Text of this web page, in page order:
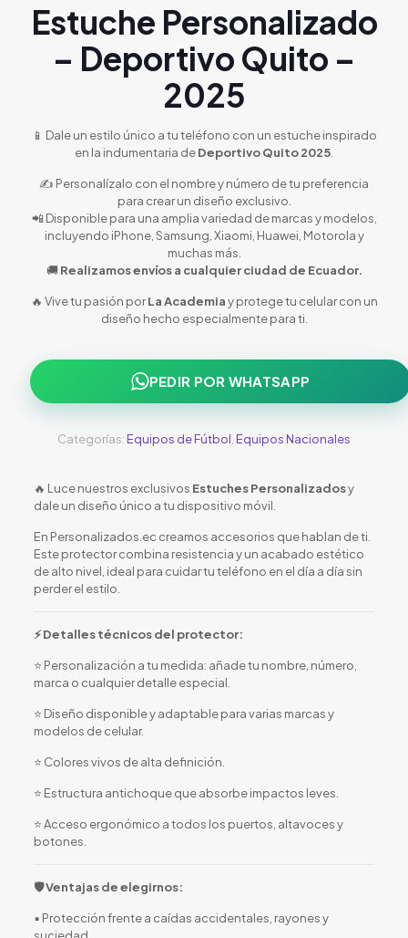
Estuche Personalizado
– Deportivo Quito –
2025
📱 Dale un estilo único a tu teléfono con un estuche inspirado
en la indumentaria deDeportivo Quito 2025
✍️ Personalízalo con el nombre y número de tu preferencia
para crear un diseño exclusivo.
📲 Disponible para una amplia variedad de marcas y modelos,
incluyendo iPhone, Samsung, Xiaomi, Huawei, Motorola y
muchas más.
🚚Realizamos envíos a cualquier ciudad de Ecuador.
🔥 Vive tu pasión porLa Academiay protege tu celular con un
diseño hecho especialmente para ti.
PEDIR POR WHATSAPP
Categorías: Equipos de Fútbol Equipos Nacionales
🔥 Luce nuestros exclusivos Estuches Personalizadosy
dale un diseño único a tu dispositivo móvil.
En Personalizados.ec creamos accesorios que hablan de ti.
Este protector combina resistencia y un acabado estético
de alto nivel, ideal para cuidar tu teléfono en el día a día sin
perder el estilo.
⚡ Detalles técnicos del protector:
⭐ Personalización a tu medida: añade tu nombre, número,
marca o cualquier detalle especial.
⭐ Diseño disponible y adaptable para varias marcas y
modelos de celular.
⭐ Colores vivos de alta definición.
⭐ Estructura antichoque que absorbe impactos leves.
⭐ Acceso ergonómico a todos los puertos, altavoces y
botones.
🛡️ Ventajas de elegirnos:
▪️ Protección frente a caídas accidentales, rayones y
suciedad.